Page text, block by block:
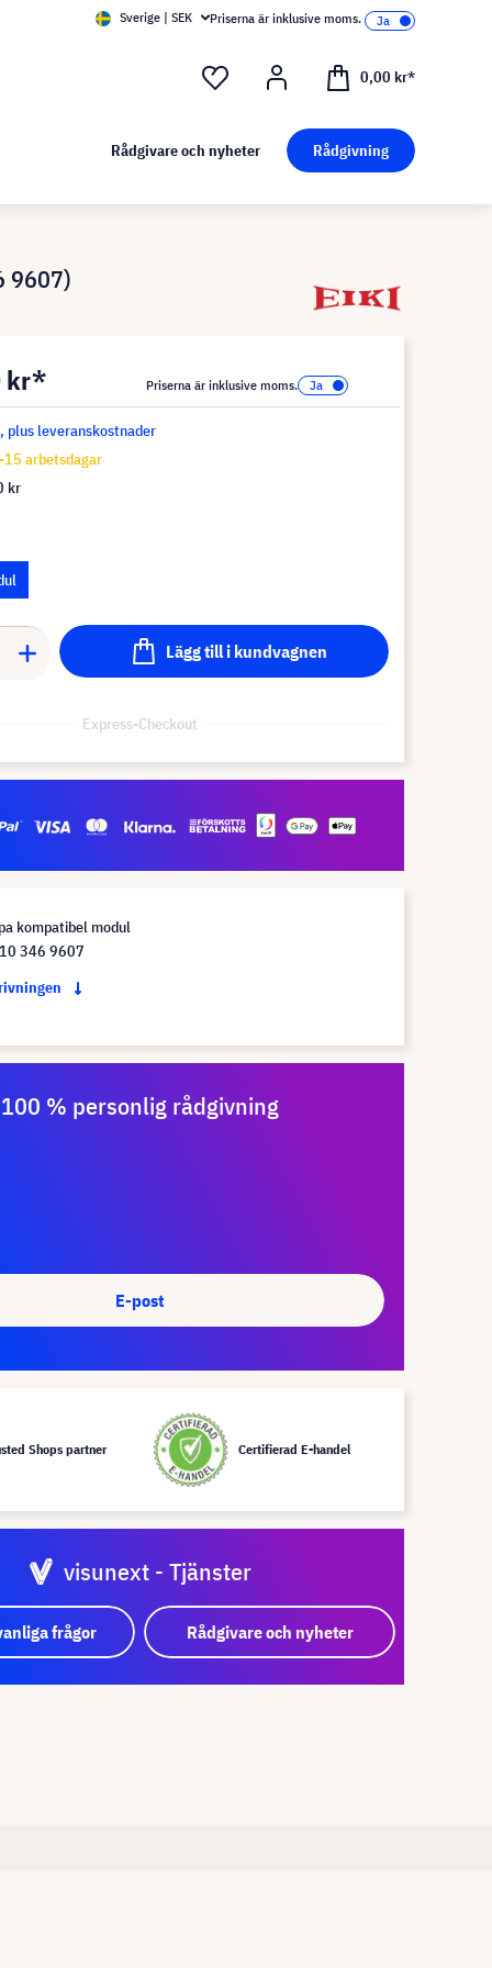
Sverige | SEK Priserna är inklusive moms.
0,00 kr*
Rådgivare och nyheter Rådgivning
9607)
kr* Priserna är inklusive moms.
plus leveranskostnader
arbetsdagar
kr
Lägg till i kundvagnen
Express-Checkout
kompatibel modul
346 9607
100 % personlig rådgivning
E-post
Shops partner Certifierad E-handel
visunext - Tjänster
frågor Rådgivare och nyheter